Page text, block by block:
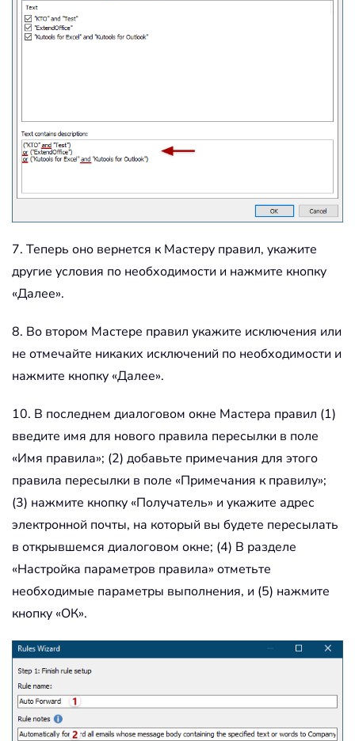
7. Теперь оно вернется к Мастеру правил, укажите
другие условия по необходимости и нажмите кнопку
«Далее».
8. Во втором Мастере правил укажите исключения или
не отмечайте никаких исключений по необходимости и
нажмите кнопку «Далее».
10. В последнем диалоговом окне Мастера правил (1)
введите имя для нового правила пересылки в поле
«Имя правила»; (2) добавьте примечания для этого
правила пересылки в поле «Примечания к правилу»;
(3) нажмите кнопку «Получатель» и укажите адрес
электронной почты, на который вы будете пересылать
в открывшемся диалоговом окне; (4) В разделе
«Настройка параметров правила» отметьте
необходимые параметры выполнения, и (5) нажмите
кнопку «ОК».